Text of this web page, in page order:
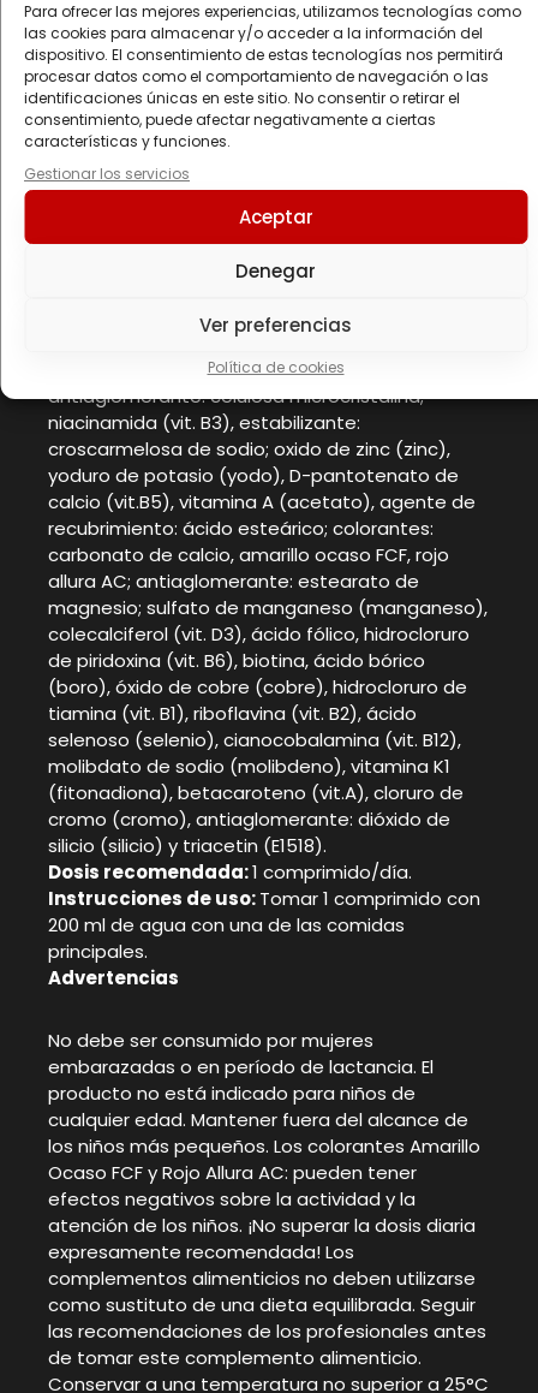
Para ofrecer las mejores experiencias, utilizamos tecnologías como
las cookies para almacenar y/o acceder a la información del
dispositivo. El consentimiento de estas tecnologías nos permitirá
procesar datos como el comportamiento de navegación o las
identificaciones únicas en este sitio. No consentir o retirar el
consentimiento, puede afectar negativamente a ciertas
características y funciones.
Gestionar los servicios
Aceptar
Denegar
Ver preferencias
Política de cookies
* VRN: Valores de Referencia de Nutrientes
– No establecido
Fosfato dicálcico (calcio), óxido de magnesio
(magnesio), cloruro de potasio (potasio), ácido
L-ascórbico (vit. C), acetato de DL-alfatocoferil
acetato (vit. E), fumarato ferroso (hierro),
antiaglomerante: celulosa microcristalina;
niacinamida (vit. B3), estabilizante:
croscarmelosa de sodio; oxido de zinc (zinc),
yoduro de potasio (yodo), D-pantotenato de
calcio (vit.B5), vitamina A (acetato), agente de
recubrimiento: ácido esteárico; colorantes:
carbonato de calcio, amarillo ocaso FCF, rojo
allura AC; antiaglomerante: estearato de
magnesio; sulfato de manganeso (manganeso),
colecalciferol (vit. D3), ácido fólico, hidrocloruro
de piridoxina (vit. B6), biotina, ácido bórico
(boro), óxido de cobre (cobre), hidrocloruro de
tiamina (vit. B1), riboflavina (vit. B2), ácido
selenoso (selenio), cianocobalamina (vit. B12),
molibdato de sodio (molibdeno), vitamina K1
(fitonadiona), betacaroteno (vit.A), cloruro de
cromo (cromo), antiaglomerante: dióxido de
silicio (silicio) y triacetin (E1518).
Dosis recomendada:1 comprimido/día.
Instrucciones de uso:Tomar 1 comprimido con
200 ml de agua con una de las comidas
principales.
Advertencias
No debe ser consumido por mujeres
embarazadas o en período de lactancia. El
producto no está indicado para niños de
cualquier edad. Mantener fuera del alcance de
los niños más pequeños. Los colorantes Amarillo
Ocaso FCF y Rojo Allura AC: pueden tener
efectos negativos sobre la actividad y la
atención de los niños. ¡No superar la dosis diaria
expresamente recomendada! Los
complementos alimenticios no deben utilizarse
como sustituto de una dieta equilibrada. Seguir
las recomendaciones de los profesionales antes
de tomar este complemento alimenticio.
Conservar a una temperatura no superior a 25°C